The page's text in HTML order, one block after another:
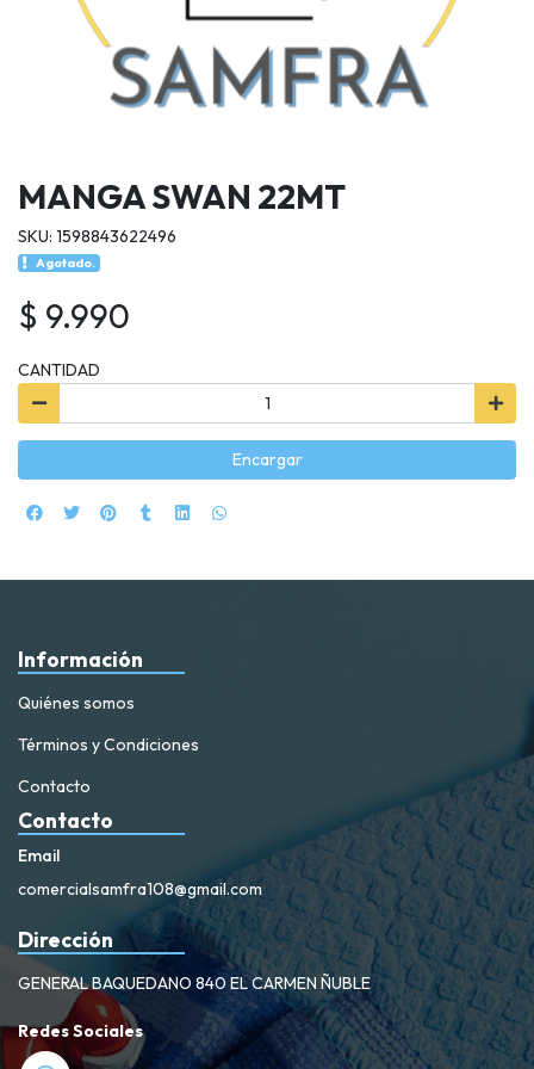
MANGA SWAN 22MT
SKU: 1598843622496
Agotado.
$ 9.990
CANTIDAD
Encargar
Información
Quiénes somos
Términos y Condiciones
Contacto
Contacto
Email
comercialsamfra108@gmail.com
Dirección
GENERAL BAQUEDANO 840 EL CARMEN ÑUBLE
Redes Sociales